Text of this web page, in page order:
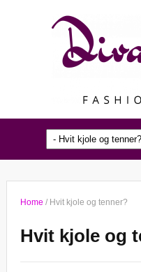
Home / Hvit kjole og tenner?
Hvit kjole og